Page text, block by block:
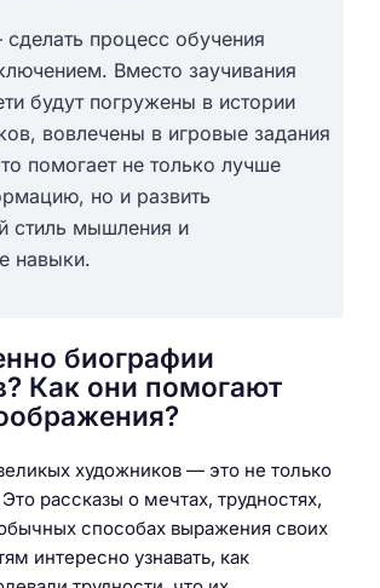
процесс обучения
Вместо заучивания
будут погружены в истории
вовлечены в игровые задания
помогает не только лучше
но и развить
стиль мышления и
навыки.
биографии
Как они помогают
художников — это не только
рассказы о мечтах, трудностях,
способах выражения своих
интересно узнавать, как